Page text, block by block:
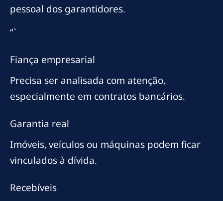
pessoal dos garantidores.
“`
Fiança empresarial
Precisa ser analisada com atenção,
especialmente em contratos bancários.
Garantia real
Imóveis, veículos ou máquinas podem ficar
vinculados à dívida.
Recebíveis